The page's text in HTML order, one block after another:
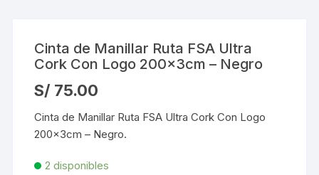
Cinta de Manillar Ruta FSA Ultra
Cork Con Logo 200x3cm – Negro
S/ 75.00
Cinta de Manillar Ruta FSA Ultra Cork Con Logo
200x3cm – Negro.
2 disponibles